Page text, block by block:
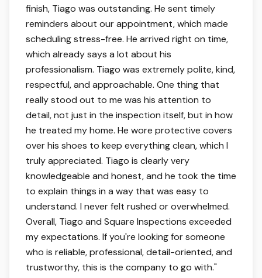
finish, Tiago was outstanding. He sent timely
reminders about our appointment, which made
scheduling stress-free. He arrived right on time,
which already says a lot about his
professionalism. Tiago was extremely polite, kind,
respectful, and approachable. One thing that
really stood out to me was his attention to
detail, not just in the inspection itself, but in how
he treated my home. He wore protective covers
over his shoes to keep everything clean, which I
truly appreciated. Tiago is clearly very
knowledgeable and honest, and he took the time
to explain things in a way that was easy to
understand. I never felt rushed or overwhelmed.
Overall, Tiago and Square Inspections exceeded
my expectations. If you're looking for someone
who is reliable, professional, detail-oriented, and
trustworthy, this is the company to go with."